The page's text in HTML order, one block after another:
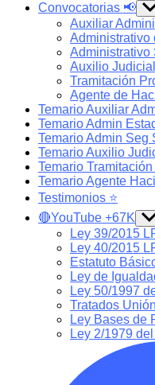
Convocatorias 📢
Auxiliar
Administrativo
Administrativo
Auxilio Judicial
Tramitación
Agente de
Temario Auxiliar
Temario Admin
Temario Admin Seg
Temario Auxilio
Temario Tramitación
Temario Agente
Testimonios ⭐️
🔴YouTube +67K
Ley 39/2015
Ley 40/2015
Estatuto
Ley de
Ley 50/1997
Tratados
Ley Bases de
Ley 2/1979